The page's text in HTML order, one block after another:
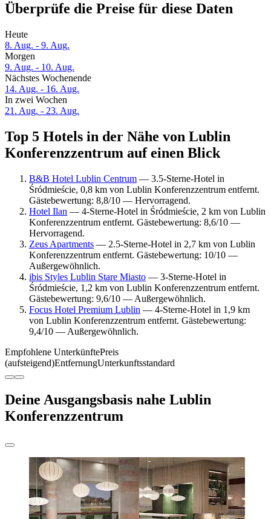
Überprüfe die Preise für diese Daten
Heute
8. Aug. - 9. Aug.
Morgen
9. Aug. - 10. Aug.
Nächstes Wochenende
14. Aug. - 16. Aug.
In zwei Wochen
21. Aug. - 23. Aug.
Top 5 Hotels in der Nähe von Lublin
Konferenzzentrum auf einen Blick
B&B Hotel Lublin Centrum — 3.5-Sterne-Hotel in
Śródmieście, 0,8 km von Lublin Konferenzzentrum entfernt.
Gästebewertung: 8,8/10 — Hervorragend.
Hotel Ilan — 4-Sterne-Hotel in Śródmieście, 2 km von Lublin
Konferenzzentrum entfernt. Gästebewertung: 8,6/10 —
Hervorragend.
Zeus Apartments — 2.5-Sterne-Hotel in 2,7 km von Lublin
Konferenzzentrum entfernt. Gästebewertung: 10/10 —
Außergewöhnlich.
ibis Styles Lublin Stare Miasto — 3-Sterne-Hotel in
Śródmieście, 1,2 km von Lublin Konferenzzentrum entfernt.
Gästebewertung: 9,6/10 — Außergewöhnlich.
Focus Hotel Premium Lublin — 4-Sterne-Hotel in 1,9 km
von Lublin Konferenzzentrum entfernt. Gästebewertung:
9,4/10 — Außergewöhnlich.
Empfohlene UnterkünftePreis
(aufsteigend)EntfernungUnterkunftsstandard
Deine Ausgangsbasis nahe Lublin
Konferenzzentrum